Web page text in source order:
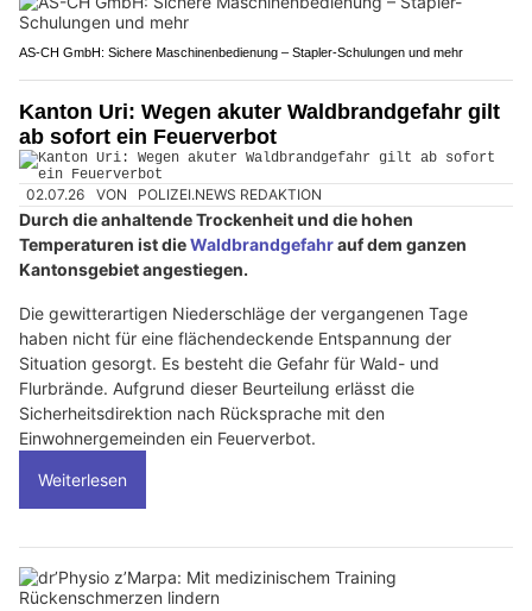
AS-CH GmbH: Sichere Maschinenbedienung – Stapler-Schulungen und mehr
Kanton Uri: Wegen akuter Waldbrandgefahr gilt
ab sofort ein Feuerverbot
02.07.26 VON POLIZEI.NEWS REDAKTION
Durch die anhaltende Trockenheit und die hohen
Temperaturen ist dieWaldbrandgefahrauf dem ganzen
Kantonsgebiet angestiegen.
Die gewitterartigen Niederschläge der vergangenen Tage
haben nicht für eine flächendeckende Entspannung der
Situation gesorgt. Es besteht die Gefahr für Wald- und
Flurbrände. Aufgrund dieser Beurteilung erlässt die
Sicherheitsdirektion nach Rücksprache mit den
Einwohnergemeinden ein Feuerverbot.
Weiterlesen